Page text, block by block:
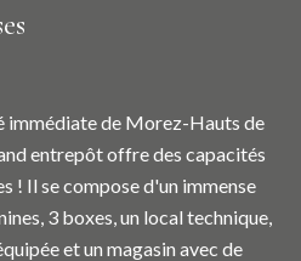
immédiate de Morez-Hauts de
entrepôt offre des capacités
! Il se compose d'un immense
3 boxes, un local technique,
et un magasin avec de